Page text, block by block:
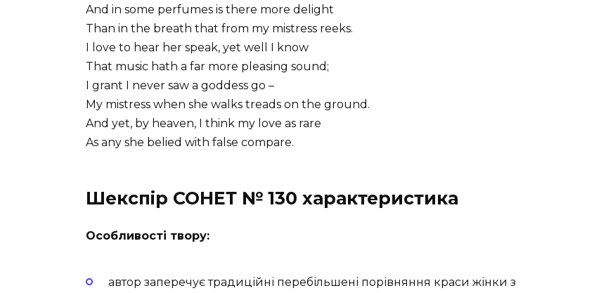
And in some perfumes is there more delight
Than in the breath that from my mistress reeks.
I love to hear her speak, yet well I know
That music hath a far more pleasing sound;
I grant I never saw a goddess go –
My mistress when she walks treads on the ground.
And yet, by heaven, I think my love as rare
As any she belied with false compare.
Шекспір СОНЕТ № 130 характеристика
Особливості твору:
автор заперечує традиційні перебільшені порівняння краси жінки з